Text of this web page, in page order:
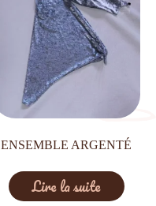
ENSEMBLE ARGENTÉ
Lire la suite